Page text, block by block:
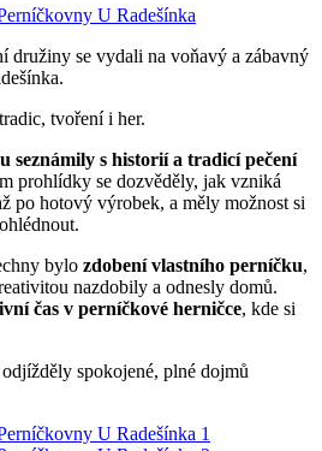
družiny se vydali na voňavý a zábavný
tvoření i her.
seznámily s historií a tradicí pečení
prohlídky se dozvěděly, jak vzniká
po hotový výrobek, a měly možnost si
bylo zdobení vlastního perníčku,
nazdobily a odnesly domů.
čas v perníčkové herničce, kde si
spokojené, plné dojmů